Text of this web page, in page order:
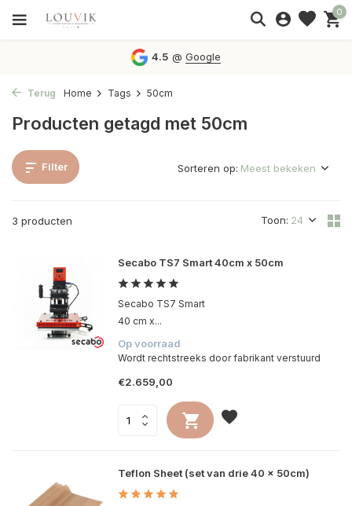
0
4.5 @Google
Terug Home Tags 50cm
Producten getagd met 50cm
Filter
3 producten Toon:
Sorteren op:
Secabo TS7 Smart 40cm x 50cm
Secabo TS7 Smart
40 cm x...
Op voorraad
Wordt rechtstreeks door fabrikant verstuurd
€2.659,00
Teflon Sheet (set van drie 40 x 50cm)